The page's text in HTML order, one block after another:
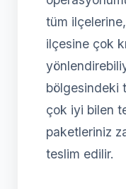
tüm
ilçesine çok
bölgesindeki
çok iyi bilen
paketleriniz
teslim edilir.